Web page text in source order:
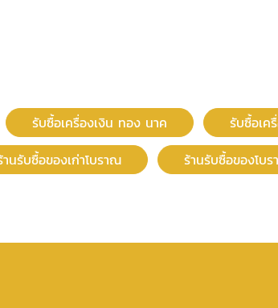
รับซื้อเครื่องเงิน ทอง นาค
รับซื้อเค
านรับซื้อของเก่าโบราณ ร้านรับซื้อของโบ